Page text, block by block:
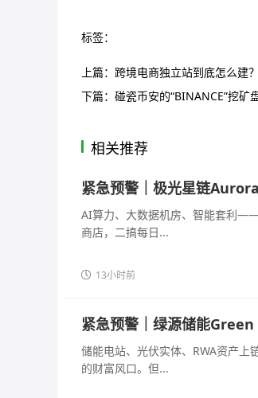
标签：
上篇： 跨境电商独立站到底怎么建
下篇： 碰瓷币安的“BINANCE”挖
相关推荐
紧急预警｜极光星链
AI算力、大数据机房、智能套利
商店，二搞每日...
13小时前
紧急预警｜绿源储能
储能电站、光伏实体、RWA资产
的财富风口。但...